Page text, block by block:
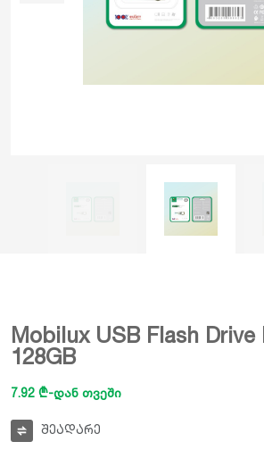
Mobilux USB Flash Drive
128GB
7.92 ₾-დან თვეში
შეადარე